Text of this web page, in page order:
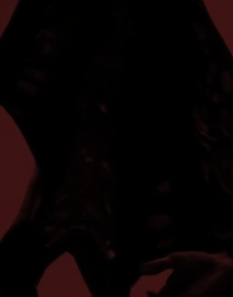
dal 17 al 19 marzo sarà